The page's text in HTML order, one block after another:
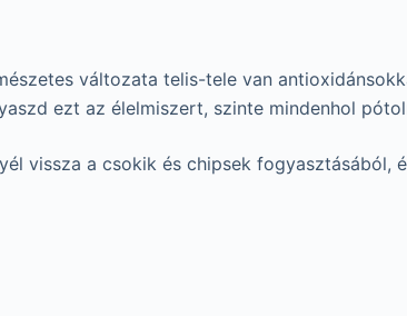
változata telis-tele van
ezt az élelmiszert, szinte mindenhol
vissza a csokik és chipsek fogyasztásából,